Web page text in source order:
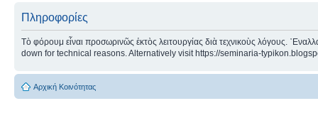
Πληροφορίες
Τὸ φόρουμ εἶναι προσωρινῶς ἐκτὸς λειτουργίας διὰ τεχνικοὺς λόγους.
down for technical reasons. Alternatively visit https://seminaria-
Αρχική Κοινότητας